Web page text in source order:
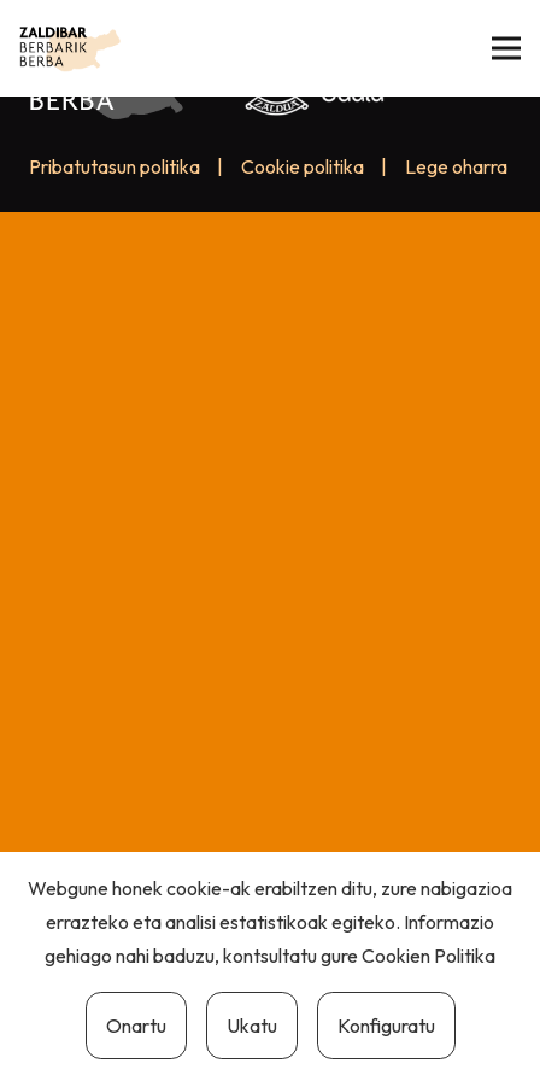
Pribatutasun politika Cookie politika Lege oharra
Webgune honek cookie-ak erabiltzen ditu, zure nabigazioa
errazteko eta analisi estatistikoak egiteko. Informazio
gehiago nahi baduzu, kontsultatu gureCookien Politika
Onartu Ukatu Konfiguratu